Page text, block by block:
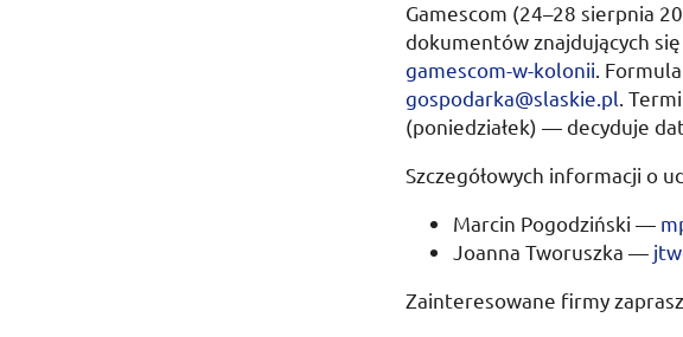
Gamescom (24–28 sierpnia
dokumentów znajdujących
gamescom-w-kolonii .
gospodarka@slaskie.pl .
(poniedziałek) — decyduje
Szczegółowych informacji o
Marcin Pogodziński —
Joanna Tworuszka —
Zainteresowane firmy